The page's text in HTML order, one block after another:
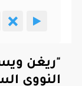
"ريغن